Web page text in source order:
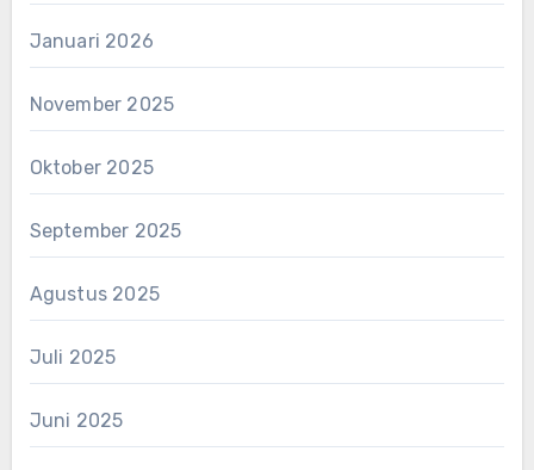
Januari 2026
November 2025
Oktober 2025
September 2025
Agustus 2025
Juli 2025
Juni 2025